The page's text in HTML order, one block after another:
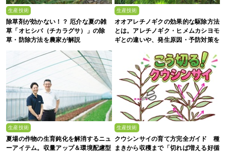
生産技術
除草剤が効かない！？ 厄介な夏の雑
草「オヒシバ（チカラグサ）」の除
草・防除方法を農家が解説
生産技術
オオアレチノギクの効果的な駆除方法
とは。アレチノギク・ヒメムカシヨモ
ギとの違いや、発生原因・予防対策を
生産技術
夏場の作物の生育鈍化を解消するニュ
ーアイテム。収量アップ＆環境配慮型
生産技術
クウシンサイの育て方完全ガイド 種
まきから収穫まで「切れば増える好循